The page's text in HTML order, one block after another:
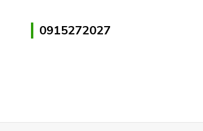
0915272027